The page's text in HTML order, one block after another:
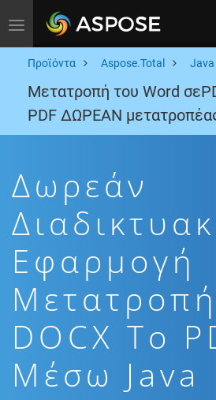
Toggle navigation
Προϊόντα Aspose.Total Java
Μετατροπή του Word
PDF ΔΩΡΕΑΝ
Δωρεάν
Εφαρμογή
DOCX To
Μέσω Java